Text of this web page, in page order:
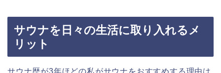
サウナを日々の生活に取り入れるメ
リット
サウナ歴が3年ほどの私がサウナをおすすめする理由は